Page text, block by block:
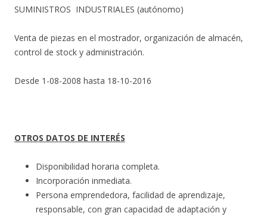
SUMINISTROS INDUSTRIALES (autónomo)
Venta de piezas en el mostrador, organización de almacén,
control de stock y administración.
Desde 1-08-2008 hasta 18-10-2016
OTROS DATOS DE INTERÉS
Disponibilidad horaria completa.
Incorporación inmediata.
Persona emprendedora, facilidad de aprendizaje,
responsable, con gran capacidad de adaptación y